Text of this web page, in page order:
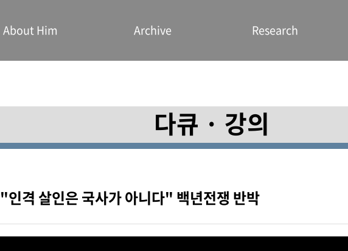
About Him Archive Research
다큐 · 강의
인격 살인은 국사가 아니다" 백년전쟁 반박